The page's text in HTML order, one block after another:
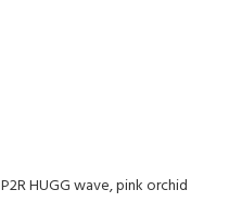
P2R HUGG wave, pink orchid